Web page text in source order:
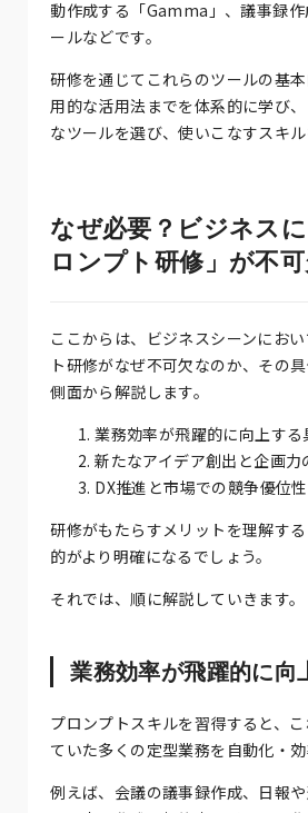
動作成する「Gamma」、議事録
ールなどです。
研修を通じてこれらのツールの基
用的な活用法までを体系的に学び
なツールを選び、使いこなすスキル
なぜ必要？ビジネス
ロンプト研修」が不
ここからは、ビジネスシーンにお
ト研修がなぜ不可欠なのか、その
側面から解説します。
業務効率が飛躍的に向上する
新たなアイデア創出と企画力
DX推進と市場での競争優位
研修がもたらすメリットを理解す
的がより明確になるでしょう。
それでは、順に解説していきます。
業務効率が飛躍的に向
プロンプトスキルを習得すると、
ていた多くの定型業務を自動化・効
例えば、会議の議事録作成、日報